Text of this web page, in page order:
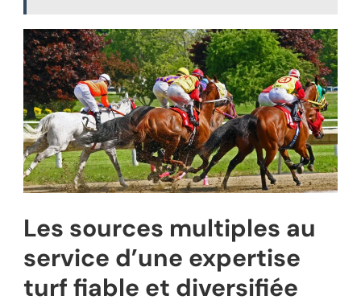
Les sources multiples au
service d’une expertise
turf fiable et diversifiée